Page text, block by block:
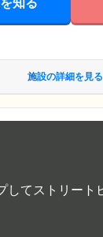
施設の詳細を見る